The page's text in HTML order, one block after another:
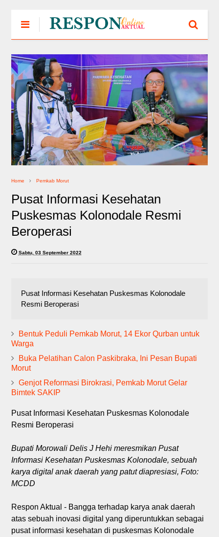
Home Pemkab Morut
Pusat Informasi Kesehatan
Puskesmas Kolonodale Resmi
Beroperasi
Sabtu, 03 September 2022
Pusat Informasi Kesehatan Puskesmas Kolonodale
Resmi Beroperasi
Bentuk Peduli Pemkab Morut, 14 Ekor Qurban untuk
Warga
Buka Pelatihan Calon Paskibraka, Ini Pesan Bupati
Morut
Genjot Reformasi Birokrasi, Pemkab Morut Gelar
Bimtek SAKIP
Pusat Informasi Kesehatan Puskesmas Kolonodale
Resmi Beroperasi
Bupati Morowali Delis J Hehi meresmikan Pusat
Informasi Kesehatan Puskesmas Kolonodale, sebuah
karya digital anak daerah yang patut diapresiasi, Foto:
MCDD
Respon Aktual - Bangga terhadap karya anak daerah
atas sebuah inovasi digital yang diperuntukkan sebagai
pusat informasi kesehatan di puskesmas Kolonodale